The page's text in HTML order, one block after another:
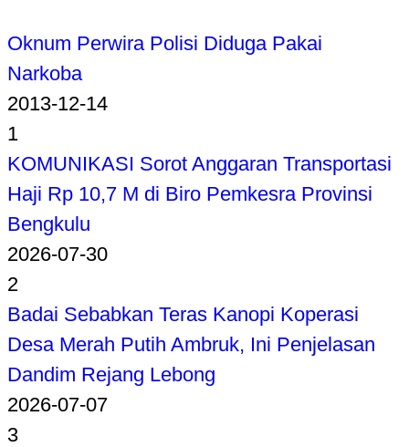
Oknum Perwira Polisi Diduga Pakai
Narkoba
2013-12-14
1
KOMUNIKASI Sorot Anggaran Transportasi
Haji Rp 10,7 M di Biro Pemkesra Provinsi
Bengkulu
2026-07-30
2
Badai Sebabkan Teras Kanopi Koperasi
Desa Merah Putih Ambruk, Ini Penjelasan
Dandim Rejang Lebong
2026-07-07
3